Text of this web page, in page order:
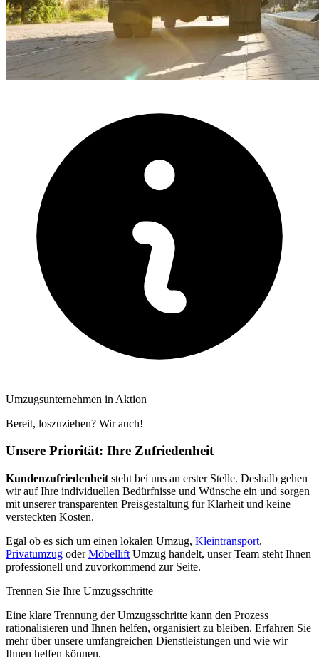
Umzugsunternehmen in Aktion
Bereit, loszuziehen? Wir auch!
Unsere Priorität: Ihre Zufriedenheit
Kundenzufriedenheit steht bei uns an erster Stelle. Deshalb gehen
wir auf Ihre individuellen Bedürfnisse und Wünsche ein und sorgen
mit unserer transparenten Preisgestaltung für Klarheit und keine
versteckten Kosten.
Egal ob es sich um einen lokalen Umzug, Kleintransport,
Privatumzug oderMöbellift Umzug handelt, unser Team steht Ihnen
professionell und zuvorkommend zur Seite.
Trennen Sie Ihre Umzugsschritte
Eine klare Trennung der Umzugsschritte kann den Prozess
rationalisieren und Ihnen helfen, organisiert zu bleiben. Erfahren Sie
mehr über unsere umfangreichen Dienstleistungen und wie wir
Ihnen helfen können.